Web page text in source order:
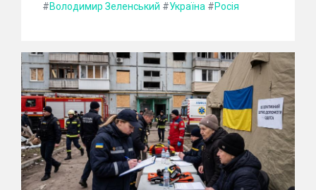
#Володимир Зеленський #Україна #Росія